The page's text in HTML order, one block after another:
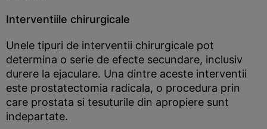
Interventiile chirurgicale
Unele tipuri de interventii chirurgicale pot
determina o serie de efecte secundare, inclusiv
durere la ejaculare. Una dintre aceste interventii
este prostatectomia radicala, o procedura prin
care prostata si tesuturile din apropiere sunt
indepartate.